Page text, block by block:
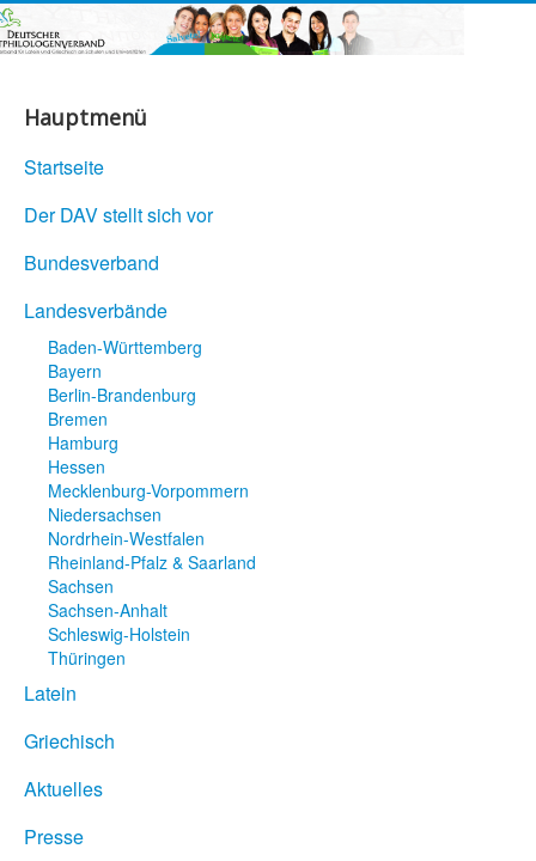
Hauptmenü
Startseite
Der DAV stellt sich vor
Bundesverband
Landesverbände
Baden-Württemberg
Bayern
Berlin-Brandenburg
Bremen
Hamburg
Hessen
Mecklenburg-Vorpommern
Niedersachsen
Nordrhein-Westfalen
Rheinland-Pfalz & Saarland
Sachsen
Sachsen-Anhalt
Schleswig-Holstein
Thüringen
Latein
Griechisch
Aktuelles
Presse